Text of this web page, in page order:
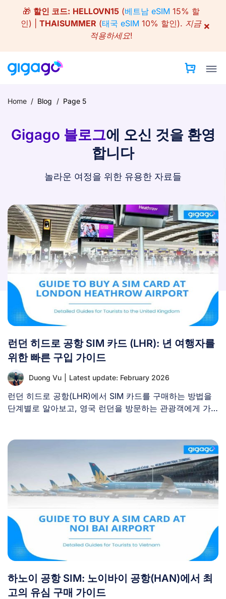
content
🎁 할인 코드: HELLOVN15(베트남 eSIM 15% 할
인) | THAISUMMER (태국 eSIM 10% 할인). 지금
적용하세요!
×
Home / Blog / Page 5
Gigago 블로그에 오신 것을 환영
합니다
놀라운 여정을 위한 유용한 자료들
런던 히드로 공항 SIM 카드 (LHR): 년 여행자를
위한 빠른 구입 가이드
Duong Vu Latest update: February 2026
런던 히드로 공항(LHR)에서 SIM 카드를 구매하는 방법을
단계별로 알아보고, 영국 런던을 방문하는 관광객에게 가
하노이 공항 SIM: 노이바이 공항(HAN)에서 최
고의 유심 구매 가이드